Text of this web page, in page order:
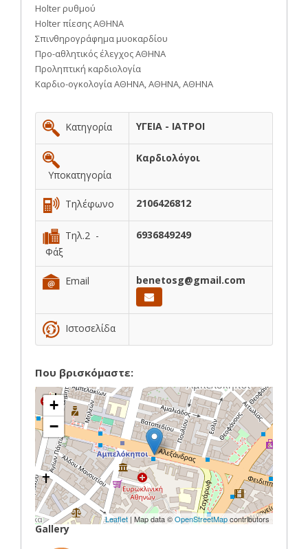
Holter ρυθμού
Holter πίεσης ΑΘΗΝΑ
Σπινθηρογράφημα μυοκαρδίου
Προ-αθλητικός έλεγχος ΑΘΗΝΑ
Προληπτική καρδιολογία
Καρδιο-ογκολογία ΑΘΗΝΑ, ΑΘΗΝΑ, ΑΘΗΝΑ
Κατηγορία ΥΓΕΙΑ - ΙΑΤΡΟΙ
Υποκατηγορία
Καρδιολόγοι
Τηλέφωνο 2106426812
Τηλ.2 -
Φάξ
6936849249
Email benetosg@gmail.com
Ιστοσελίδα
Που βρισκόμαστε:
+
−
Leaflet | Map data ©OpenStreetMapcontributors
Gallery